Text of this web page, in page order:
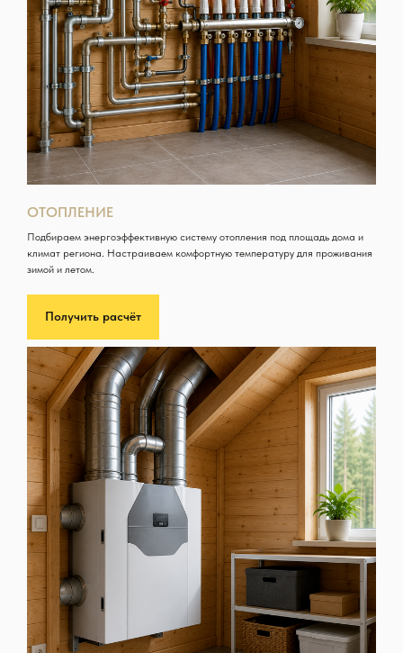
ОТОПЛЕНИЕ
Подбираем энергоэффективную систему отопления под площадь дома и
климат региона. Настраиваем комфортную температуру для проживания
зимой и летом.
Получить расчёт